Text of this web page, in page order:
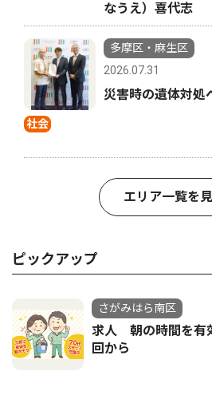
なうえ）喜代志
社会
多摩区・麻生区
2026.07.31
災害時の遺体対
エリア一覧を
ピックアップ
さがみはら南区
求人 朝の時間を有
回から